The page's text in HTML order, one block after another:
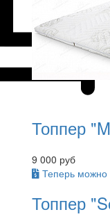
Топпер
9 000 руб
Теперь можно
Топпер